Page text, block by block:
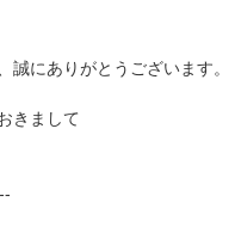
にありがとうございます。
きまして